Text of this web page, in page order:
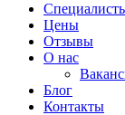
Цены
Отзывы
О нас
Блог
Контакты